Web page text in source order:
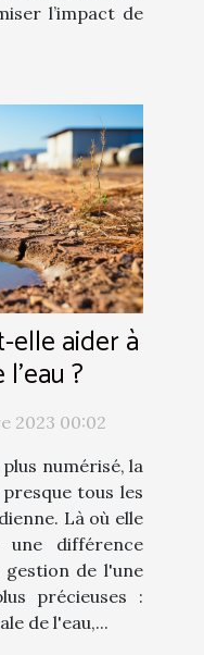
l’impact de
elle aider à
?
2023 00:02
numérisé, la
tous les
Là où elle
différence
de l'une
précieuses :
de l'eau,...